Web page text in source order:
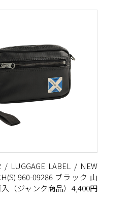
/ LUGGAGE LABEL / NEW
960-09286 ブラック 山
（ジャンク商品）4,400円